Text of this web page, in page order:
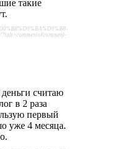
такие
считаю
в 2 раза
первый
уже 4 месяца.